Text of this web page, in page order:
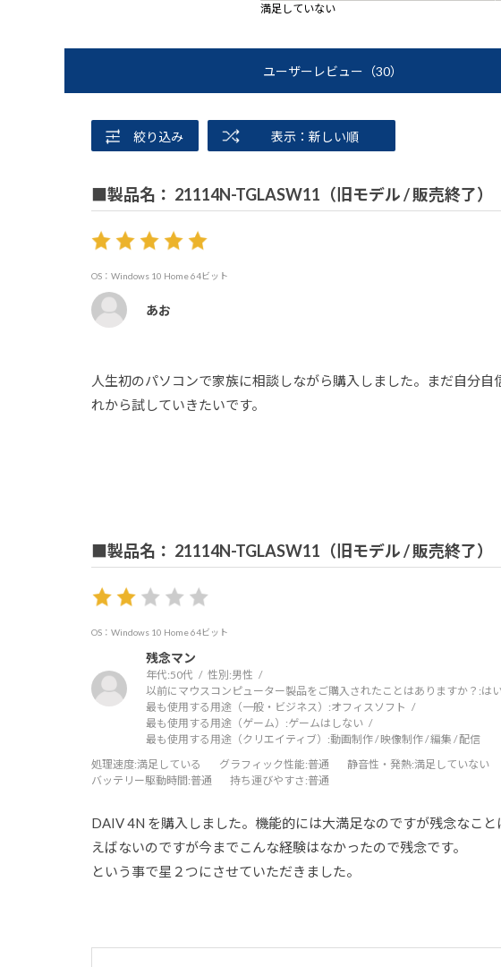
満足していない
ユーザーレビュー （30）
絞り込み 表示：新しい順
■製品名： 21114N-TGLASW11（旧モデル / 販売終了）
OS：Windows 10 Home 64ビット
あお
人生初のパソコンで家族に相談しながら購入しました。まだ自分
れから試していきたいです。
■製品名： 21114N-TGLASW11（旧モデル / 販売終了）
OS：Windows 10 Home 64ビット
残念マン
年代:50代 性別:男性
以前にマウスコンピューター製品をご購入されたことはありますか？:は
最も使用する用途（一般・ビジネス）:オフィスソフト
最も使用する用途（ゲーム）:ゲームはしない
最も使用する用途（クリエイティブ）:動画制作 / 映像制作 / 編集 / 配信
処理速度:満足している グラフィック性能:普通 静音性・発熱:満足していない
バッテリー駆動時間 :普通 持ち運びやすさ :普通
DAIV 4N を購入しました。機能的には大満足なのですが残念なこ
えばないのですが今までこんな経験はなかったので残念です。
という事で星２つにさせていただきました。